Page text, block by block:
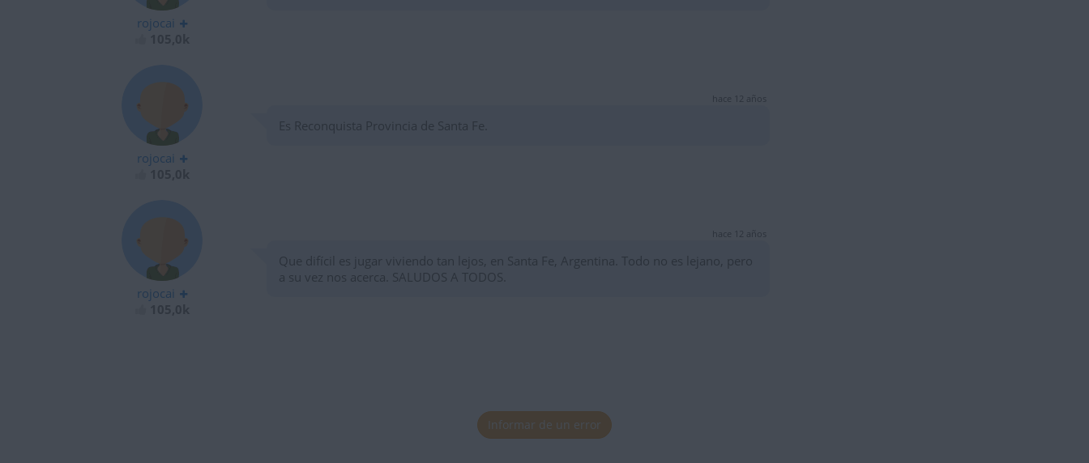
rojocai
rojocai
hace 12 años
Es Reconquista Provincia de Santa Fe.
rojocai
hace 12 años
Que difícil es jugar viviendo tan lejos, en Santa Fe, Argentina. Todo no es lejano, pero
a su vez nos acerca. SALUDOS A TODOS.
Informar de un error